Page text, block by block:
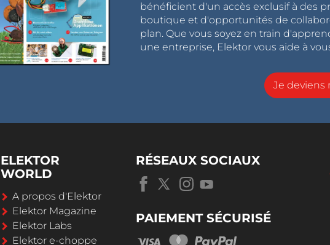
bénéficient d'un accès exclusif à des
boutique et d'opportunités de
plan. Que vous soyez en train
une entreprise, Elektor vous aide à
Je deviens
ELEKTOR
WORLD
A propos d'Elektor
Elektor Magazine
Elektor Labs
Elektor e-choppe
RÉSEAUX SOCIAUX
PAIEMENT SÉCURISÉ